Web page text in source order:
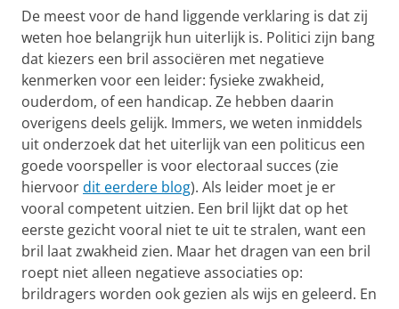
De meest voor de hand liggende verklaring is dat zij
weten hoe belangrijk hun uiterlijk is. Politici zijn bang
dat kiezers een bril associëren met negatieve
kenmerken voor een leider: fysieke zwakheid,
ouderdom, of een handicap. Ze hebben daarin
overigens deels gelijk. Immers, we weten inmiddels
uit onderzoek dat het uiterlijk van een politicus een
goede voorspeller is voor electoraal succes (zie
hiervoordit eerdere blog). Als leider moet je er
vooral competent uitzien. Een bril lijkt dat op het
eerste gezicht vooral niet te uit te stralen, want een
bril laat zwakheid zien. Maar het dragen van een bril
roept niet alleen negatieve associaties op:
brildragers worden ook gezien als wijs en geleerd. En